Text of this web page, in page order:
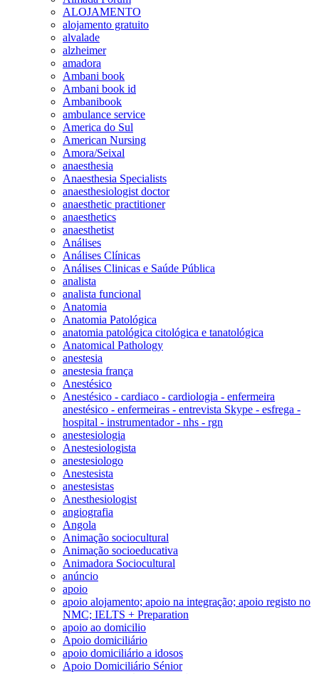
ALOJAMENTO
alojamento gratuito
alvalade
alzheimer
amadora
Ambani book
Ambani book id
Ambanibook
ambulance service
America do Sul
American Nursing
Amora/Seixal
anaesthesia
Anaesthesia Specialists
anaesthesiologist doctor
anaesthetic practitioner
anaesthetics
anaesthetist
Análises
Análises Clínicas
Análises Clinicas e Saúde Pública
analista
analista funcional
Anatomia
Anatomia Patológica
anatomia patológica citológica e tanatológica
Anatomical Pathology
anestesia
anestesia frança
Anestésico
Anestésico - cardiaco - cardiologia - enfermeira
anestésico - enfermeiras - entrevista Skype - esfrega -
hospital - instrumentador - nhs - rgn
anestesiologia
Anestesiologista
anestesiologo
Anestesista
anestesistas
Anesthesiologist
angiografia
Angola
Animação sociocultural
Animação socioeducativa
Animadora Sociocultural
anúncio
apoio
apoio alojamento; apoio na integração; apoio registo no
NMC; IELTS + Preparation
apoio ao domicilio
Apoio domiciliário
apoio domiciliário a idosos
Apoio Domiciliário Sénior